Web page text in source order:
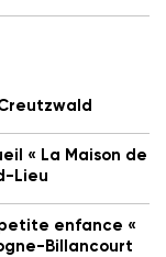
« La Maison de
Lieu
enfance «
Billancourt